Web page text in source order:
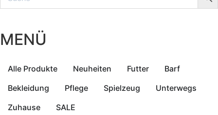
MENÜ
Alle Produkte Neuheiten Futter
Barf
Bekleidung
Pflege Spielzeug
Unterwegs
Zuhause
SALE